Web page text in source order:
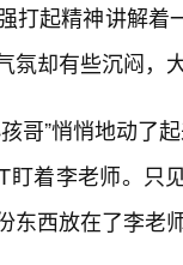
打起精神讲解
氛却有些沉闷，
哥”悄悄地动了
盯着李老师。只
东西放在了李老